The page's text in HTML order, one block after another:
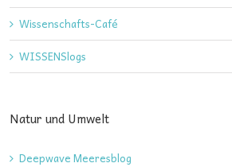
Wissenschafts-Café
WISSENSlogs
Natur und Umwelt
Deepwave Meeresblog